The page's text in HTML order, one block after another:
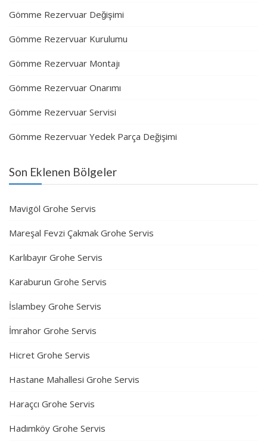
Gömme Rezervuar Değişimi
Gömme Rezervuar Kurulumu
Gömme Rezervuar Montajı
Gömme Rezervuar Onarımı
Gömme Rezervuar Servisi
Gömme Rezervuar Yedek Parça Değişimi
Son Eklenen Bölgeler
Mavigöl Grohe Servis
Mareşal Fevzi Çakmak Grohe Servis
Karlıbayır Grohe Servis
Karaburun Grohe Servis
İslambey Grohe Servis
İmrahor Grohe Servis
Hicret Grohe Servis
Hastane Mahallesi Grohe Servis
Haraçcı Grohe Servis
Hadımköy Grohe Servis